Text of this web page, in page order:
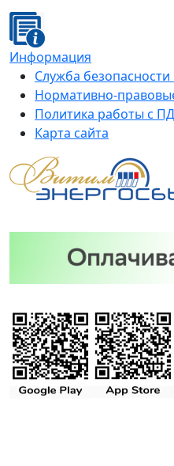
Информация
Служба
Нормативно-
Политика работы с ПД
Карта сайта